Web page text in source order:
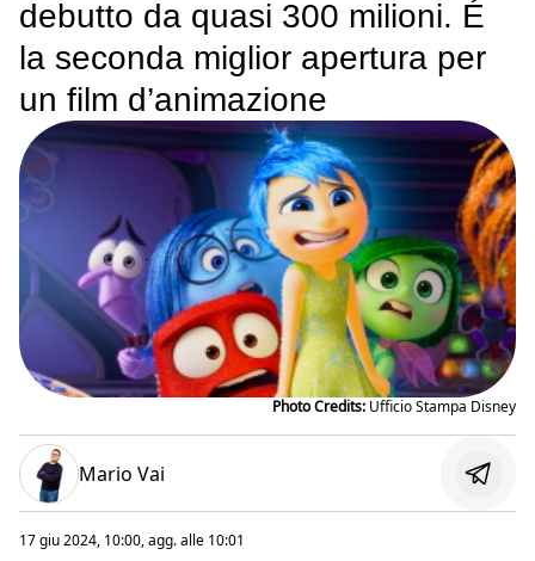
debutto da quasi 300 milioni. É
la seconda miglior apertura per
un film d’animazione
Photo Credits:Ufficio Stampa Disney
Mario Vai
17 giu 2024, 10:00, agg. alle 10:01